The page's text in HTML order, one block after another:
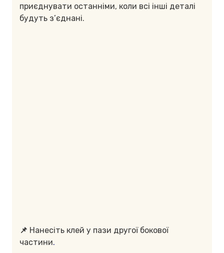
приєднувати останніми, коли всі інші деталі
будуть з’єднані.
📌 Нанесіть клей у пази другої бокової
частини.